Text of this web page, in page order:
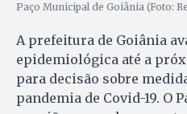
Paço Municipal de Goiânia (Foto:
A prefeitura de Goiânia
epidemiológica até a
para decisão sobre
pandemia de Covid-19. O